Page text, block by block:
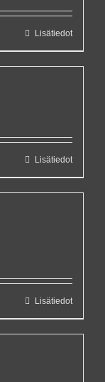
Lisätiedot
Lisätiedot
Lisätiedot